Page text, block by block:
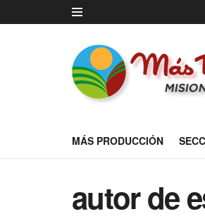
MÁS PRODUCCIÓN
autor de